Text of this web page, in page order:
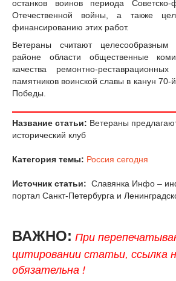
останков воинов периода
Отечественной войны, а также
финансированию этих работ.
Ветераны считают
районе области общественные
качества ремонтно-
памятников воинской славы в канун
Победы.
Название статьи: Ветераны
исторический клуб
Категория темы: Россия сегодня
Источник статьи: Славянка Инфо –
портал Санкт-Петербурга и
ВАЖНО: При
цитировании статьи, ссылка
обязательна !